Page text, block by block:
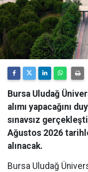
Bursa Uludağ
alımı yapacağını
sınavsız
Ağustos 2026
alınacak.
​Bursa Uludağ